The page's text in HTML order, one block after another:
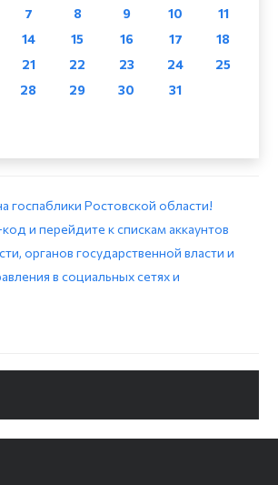
7 8 9 10
11
14 15 16 17
18
21 22 23 24
25
28 29 30 31
госпаблики Ростовской области!
и перейдите к спискам аккаунтов
органов государственной власти и
в социальных сетях и